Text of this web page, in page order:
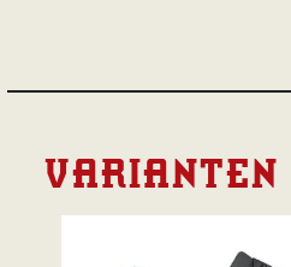
VARIANTEN